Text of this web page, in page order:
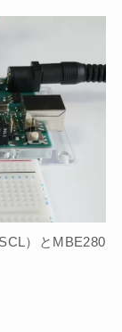
）とMBE280